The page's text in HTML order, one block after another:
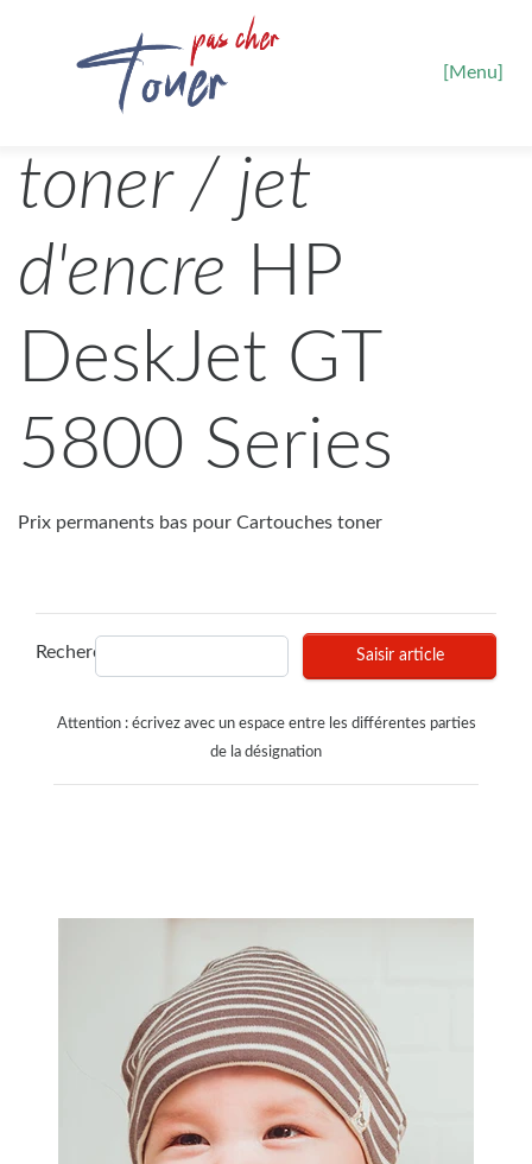
[Menu]
toner / jet
d'encre HP
DeskJet GT
5800 Series
Prix permanents bas pour Cartouches toner
Recherches Saisir article
Attention : écrivez avec un espace entre les différentes parties
de la désignation